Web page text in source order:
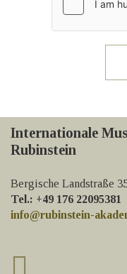
Internationale
Rubinstein
Bergische Landstraße
Tel.: +49 176 22095381
info@rubinstein-